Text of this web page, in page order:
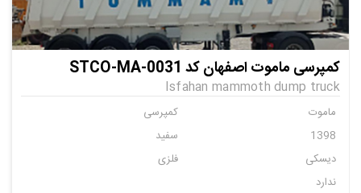
کمپرسی ماموت اصفهان کد STCO-MA-0031
Isfahan mammoth dump truck
ماموت
کمپرسی
1398
سفید
دیسکی
فلزی
ندارد